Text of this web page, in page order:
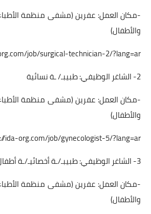
-مكان العمل: عفرين (مشفى منظمة
والأطفال)
job/surgical-technician-2/?lang=ar
2- الشاغر الوظيفي: طبيبـ/ ـة نسائية
-مكان العمل: عفرين (مشفى منظمة
والأطفال)
ida-org.com/job/gynecologist-5/?lang=ar
3- الشاغر الوظيفي: طبيبـ/ـة أخصائيـ/ـة أطفال
-مكان العمل: عفرين (مشفى منظمة
والأطفال)